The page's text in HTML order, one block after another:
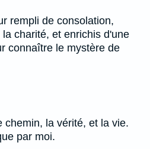
rempli de consolation,
charité, et enrichis d'une
connaître le mystère de
chemin, la vérité, et la vie.
par moi.